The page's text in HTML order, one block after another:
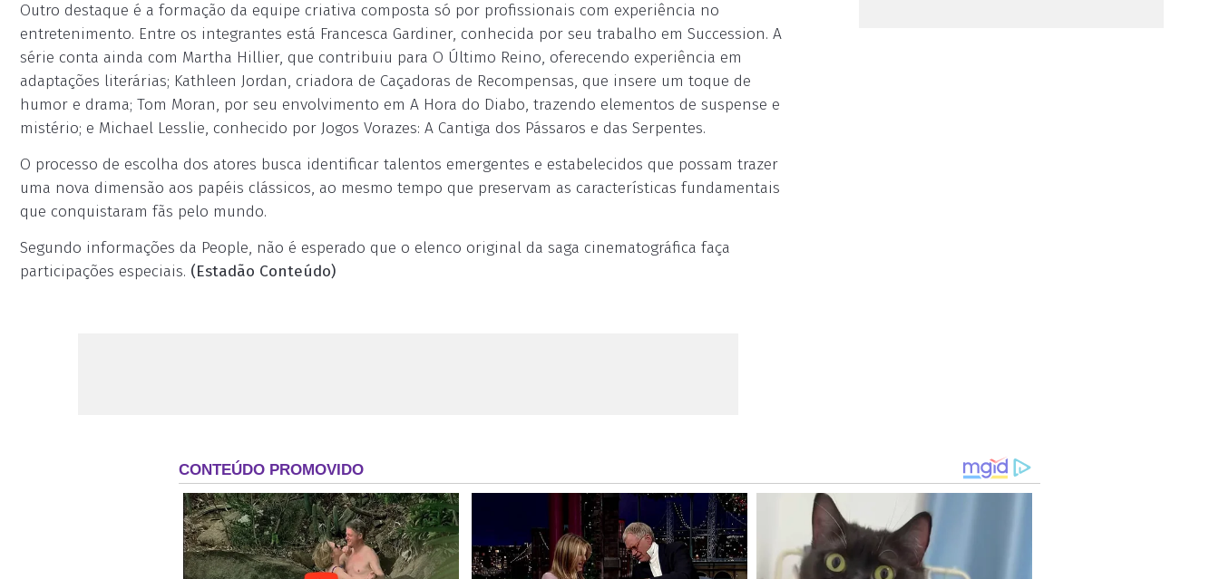
Outro destaque é a formação da equipe criativa composta só por profissionais com experiência no
entretenimento. Entre os integrantes está Francesca Gardiner, conhecida por seu trabalho em Succession. A
série conta ainda com Martha Hillier, que contribuiu para O Último Reino, oferecendo experiência em
adaptações literárias; Kathleen Jordan, criadora de Caçadoras de Recompensas, que insere um toque de
humor e drama; Tom Moran, por seu envolvimento em A Hora do Diabo, trazendo elementos de suspense e
mistério; e Michael Lesslie, conhecido por Jogos Vorazes: A Cantiga dos Pássaros e das Serpentes.
O processo de escolha dos atores busca identificar talentos emergentes e estabelecidos que possam trazer
uma nova dimensão aos papéis clássicos, ao mesmo tempo que preservam as características fundamentais
que conquistaram fãs pelo mundo.
Segundo informações da People, não é esperado que o elenco original da saga cinematográfica faça
participações especiais. (Estadão Conteúdo)